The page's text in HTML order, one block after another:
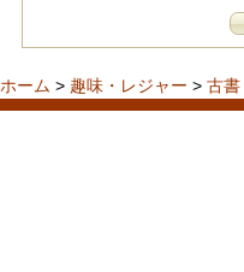
ホーム > 趣味・レジャー > 古書